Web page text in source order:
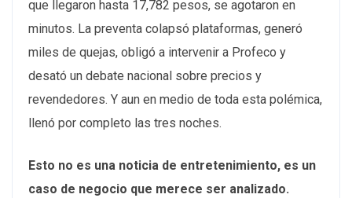
que llegaron hasta 17,782 pesos, se agotaron en
minutos. La preventa colapsó plataformas, generó
miles de quejas, obligó a intervenir a Profeco y
desató un debate nacional sobre precios y
revendedores. Y aun en medio de toda esta polémica,
llenó por completo las tres noches.
Esto no es una noticia de entretenimiento, es un
caso de negocio que merece ser analizado.